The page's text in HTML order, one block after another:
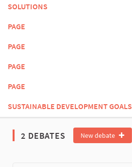
SOLUTIONS
PAGE
PAGE
PAGE
PAGE
SUSTAINABLE DEVELOPMENT GOALS
2 DEBATES New debate